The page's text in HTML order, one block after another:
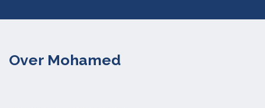
Over Mohamed